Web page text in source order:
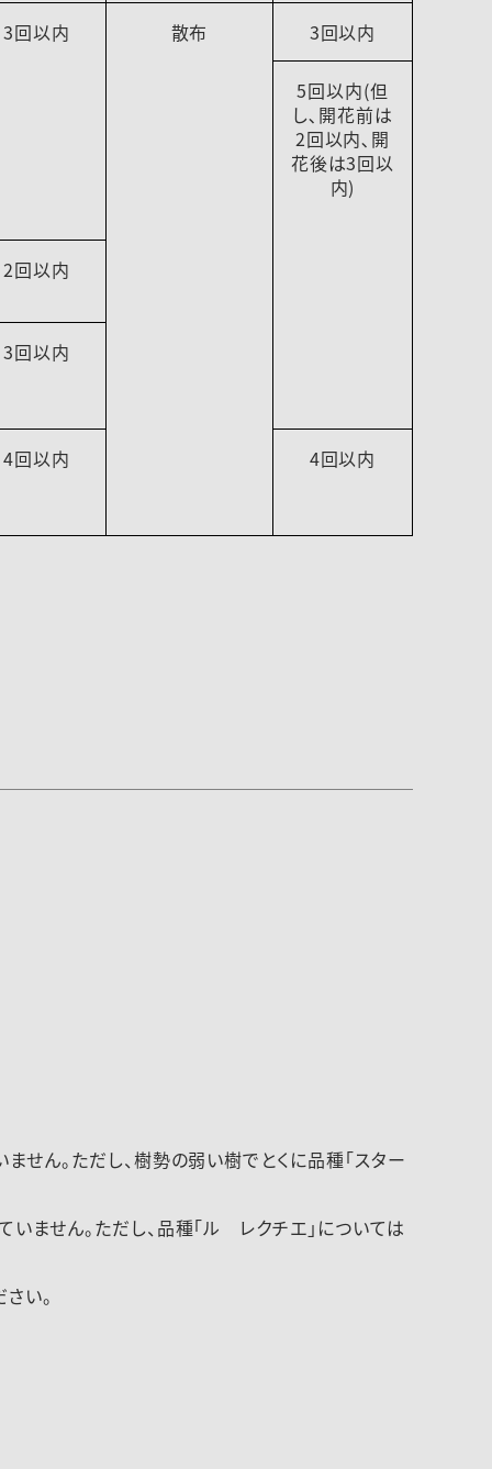
3回以内 散布 3回以内
5回以内(但
し､開花前は
2回以内､開
花後は3回以
内)
2回以内
3回以内
4回以内 4回以内
ん。ただし、樹勢の弱い樹でとくに品種「スター
ません。ただし、品種「ル レクチエ」については
い。